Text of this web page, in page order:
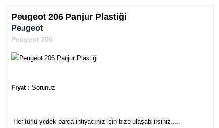
Peugeot 206 Panjur Plastiği
Peugeot
Peugeot 206
Fiyat : Sorunuz
Her türlü yedek parça ihtiyacınız için bize ulaşabilirsiniz....